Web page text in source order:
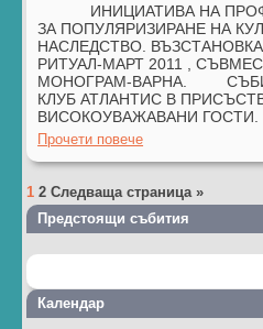
ИНИЦИАТИВА НА
ЗА ПОПУЛЯРИЗИРАНЕ НА
НАСЛЕДСТВО.
РИТУАЛ-МАРТ 2011 ,
МОНОГРАМ-ВАРНА.
КЛУБ АТЛАНТИС В
ВИСОКОУВАЖАВАНИ ГОСТИ.
Прочети повече
1 2 Следваща страница »
Предстоящи събития
Календар